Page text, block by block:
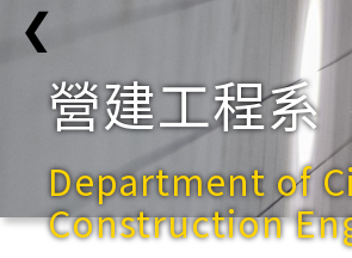
營建工程系
Department of
Construction
❮